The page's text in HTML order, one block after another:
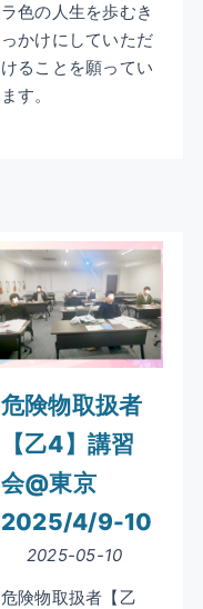
ラ色の人生を歩むき
っかけにしていただ
けることを願ってい
ます。
危険物取扱者
【乙4】講習
会@東京
2025/4/9-10
2025-05-10
危険物取扱者【乙